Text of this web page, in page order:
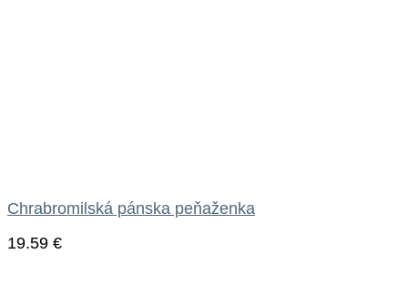
Chrabromilská pánska peňaženka
19.59 €